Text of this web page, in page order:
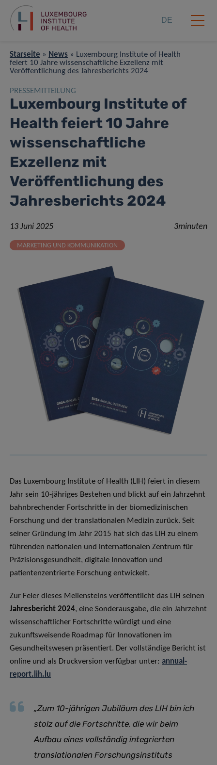
DE
Starseite » News » Luxembourg Institute of Health
feiert 10 Jahre wissenschaftliche Exzellenz mit
Veröffentlichung des Jahresberichts 2024
PRESSEMITTEILUNG
Luxembourg Institute of
Health feiert 10 Jahre
wissenschaftliche
Exzellenz mit
Veröffentlichung des
Jahresberichts 2024
13 Juni 2025 3minuten
MARKETING UND KOMMUNIKATION
Das Luxembourg Institute of Health (LIH) feiert in diesem
Jahr sein 10-jähriges Bestehen und blickt auf ein Jahrzehnt
bahnbrechender Fortschritte in der biomedizinischen
Forschung und der translationalen Medizin zurück. Seit
seiner Gründung im Jahr 2015 hat sich das LIH zu einem
führenden nationalen und internationalen Zentrum für
Präzisionsgesundheit, digitale Innovation und
patientenzentrierte Forschung entwickelt.
Zur Feier dieses Meilensteins veröffentlicht das LIH seinen
Jahresbericht 2024, eine Sonderausgabe, die ein Jahrzehnt
wissenschaftlicher Fortschritte würdigt und eine
zukunftsweisende Roadmap für Innovationen im
Gesundheitswesen präsentiert. Der vollständige Bericht ist
online und als Druckversion verfügbar unter: annual-
report.lih.lu
„Zum 10-jährigen Jubiläum des LIH bin ich
stolz auf die Fortschritte, die wir beim
Aufbau eines vollständig integrierten
translationalen Forschungsinstituts